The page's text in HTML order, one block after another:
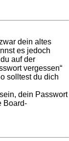
dein altes
es jedoch
auf der
vergessen“
solltest du dich
dein Passwort
Board-